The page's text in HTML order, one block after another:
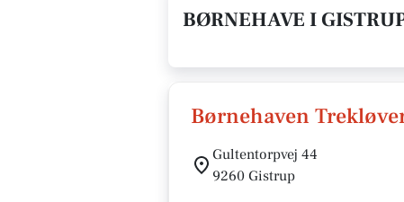
BØRNEHAVE I
Børnehaven
Gultentorpvej 44
9260 Gistrup